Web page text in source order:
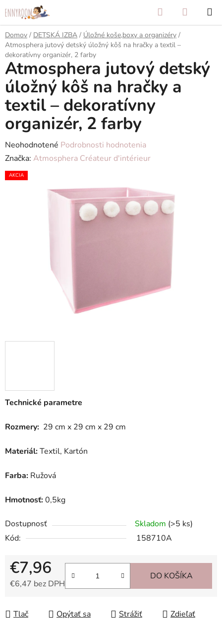
na
obsah
Hľadať
KOŠÍK
Domov / DETSKÁ IZBA / Úložné koše,boxy a organizéry /
Atmosphera jutový detský úložný kôš na hračky a textil –
dekoratívny organizér, 2 farby
Technické parametre
Rozmery: 29 cm x 29 cm x 29 cm
Materiál:Textil, Kartón
Farba: Ružová
Hmotnosť:0,5kg
Dostupnosť Skladom (>5 ks)
Kód:
158710A
€7,96
€6,47 bez DPH
DO KOŠÍKA
Tlač Opýtať sa Strážiť Zdieľať
Atmosphera jutový detský
úložný kôš na hračky a
textil – dekoratívny
organizér, 2 farby
Priemerné
hodnotenie
produktu
Neohodnotené Podrobnosti hodnotenia
Značka: Atmosphera Créateur d'intérieur
AKCIA